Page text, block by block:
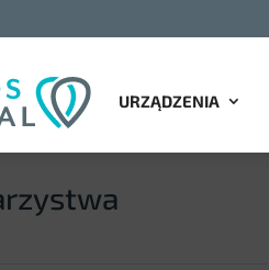
URZĄDZENIA